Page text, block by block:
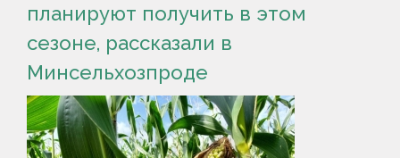
планируют получить в этом
сезоне, рассказали в
Минсельхозпроде